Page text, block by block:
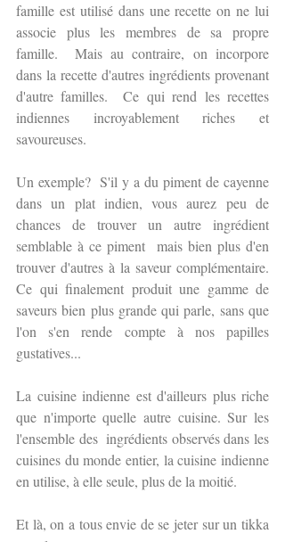
famille est utilisé dans une recette on ne lui
associe plus les membres de sa propre
famille.  Mais au contraire, on incorpore
dans la recette d'autres ingrédients provenant
d'autre familles.  Ce qui rend les recettes
indiennes incroyablement riches et
savoureuses.
Un exemple?  S'il y a du piment de cayenne
dans un plat indien, vous aurez peu de
chances de trouver un autre ingrédient
semblable à ce piment  mais bien plus d'en
trouver d'autres à la saveur complémentaire.
Ce qui finalement produit une gamme de
saveurs bien plus grande qui parle, sans que
l'on s'en rende compte à nos papilles
gustatives...
La cuisine indienne est d'ailleurs plus riche
que n'importe quelle autre cuisine. Sur les
l'ensemble des  ingrédients observés dans les
cuisines du monde entier, la cuisine indienne
en utilise, à elle seule, plus de la moitié.
Et là, on a tous envie de se jeter sur un tikka